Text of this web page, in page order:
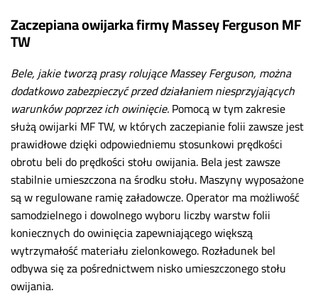
Zaczepiana owijarka firmy Massey Ferguson MF
TW
Bele, jakie tworzą prasy rolujące Massey Ferguson, można
dodatkowo zabezpieczyć przed działaniem niesprzyjających
warunków poprzez ich owinięcie.Pomocą w tym zakresie
służą owijarki MF TW, w których zaczepianie folii zawsze jest
prawidłowe dzięki odpowiedniemu stosunkowi prędkości
obrotu beli do prędkości stołu owijania. Bela jest zawsze
stabilnie umieszczona na środku stołu. Maszyny wyposażone
są w regulowane ramię załadowcze. Operator ma możliwość
samodzielnego i dowolnego wyboru liczby warstw folii
koniecznych do owinięcia zapewniającego większą
wytrzymałość materiału zielonkowego. Rozładunek bel
odbywa się za pośrednictwem nisko umieszczonego stołu
owijania.